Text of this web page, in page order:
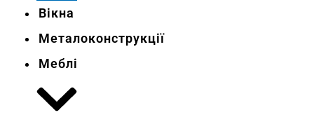
Вікна
Металоконструкції
Меблі